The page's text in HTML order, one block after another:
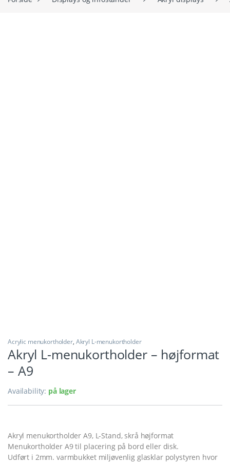
Acrylic menukortholder, Akryl L-menukortholder
Akryl L-menukortholder – højformat
– A9
Availability: på lager
Akryl menukortholder A9, L-Stand, skrå højformat
Menukortholder A9 til placering på bord eller disk.
Udført i 2mm. varmbukket miljøvenlig glasklar polystyren hvor